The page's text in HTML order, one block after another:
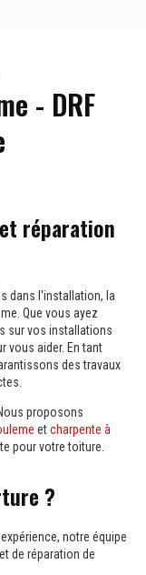
- DRF
réparation
dans l'installation, la
Que vous ayez
sur vos installations
vous aider. En tant
des travaux
proposons
etcharpente à
pour votre toiture.
?
notre équipe
de réparation de